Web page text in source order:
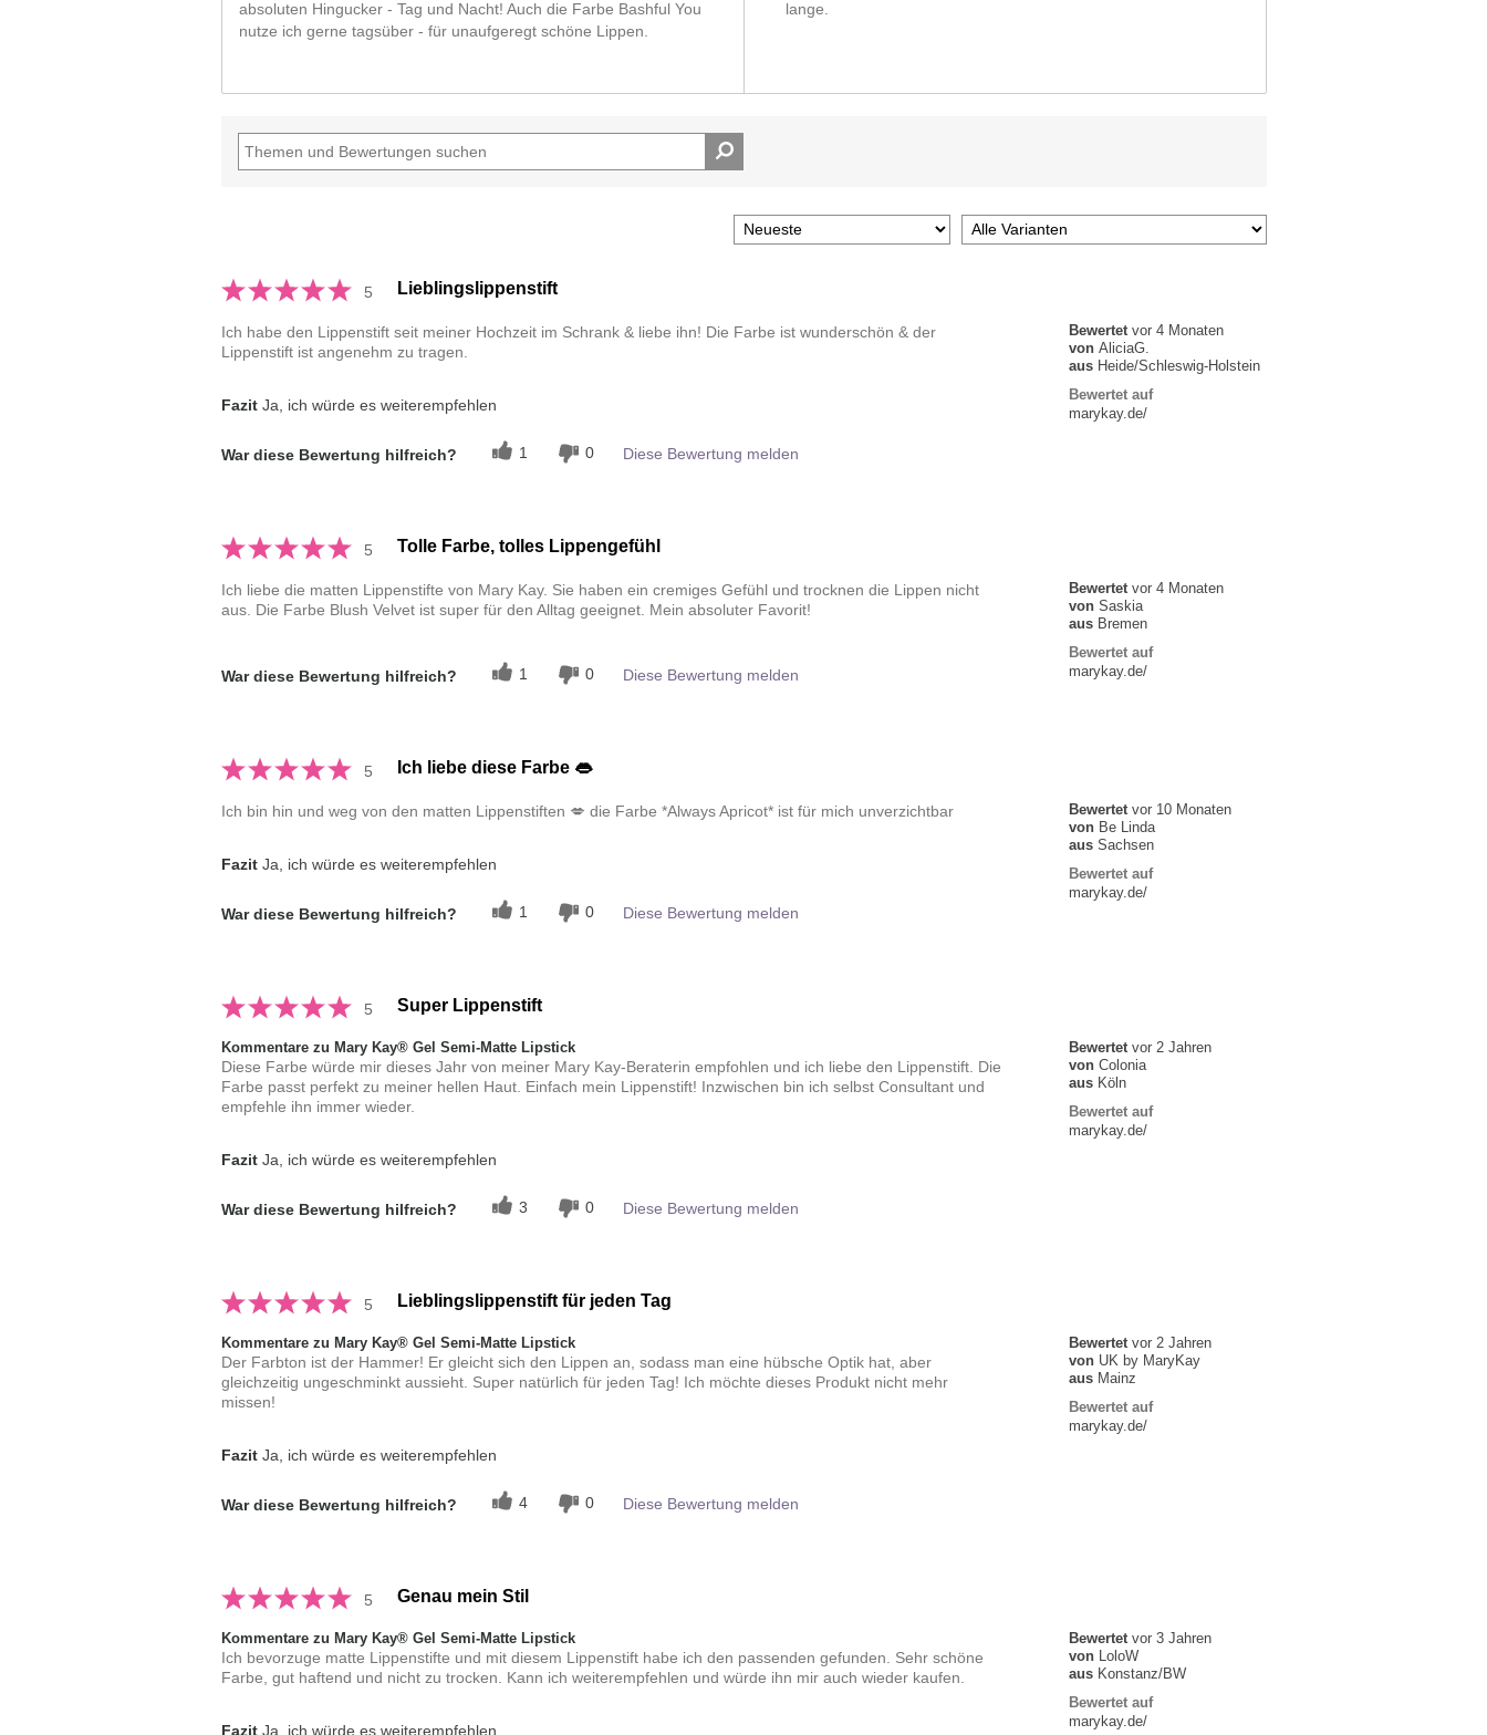
absoluten Hingucker - Tag und Nacht! Auch die Farbe Bashful You
nutze ich gerne tagsüber - für unaufgeregt schöne Lippen.
lange.
5 Lieblingslippenstift
Bewertetvor 4 Monaten
von AliciaG.
aus Heide/Schleswig-Holstein
Bewertet auf
marykay.de/
Ich habe den Lippenstift seit meiner Hochzeit im Schrank & liebe ihn! Die Farbe ist wunderschön & der
Lippenstift ist angenehm zu tragen.
FazitJa, ich würde es weiterempfehlen
War diese Bewertung hilfreich? 1 0 Diese Bewertung melden
5 Tolle Farbe, tolles Lippengefühl
Bewertetvor 4 Monaten
von Saskia
aus Bremen
Bewertet auf
marykay.de/
Ich liebe die matten Lippenstifte von Mary Kay. Sie haben ein cremiges Gefühl und trocknen die Lippen nicht
aus. Die Farbe Blush Velvet ist super für den Alltag geeignet. Mein absoluter Favorit!
War diese Bewertung hilfreich? 1 0 Diese Bewertung melden
5 Ich liebe diese Farbe 👄
Bewertetvor 10 Monaten
von Be Linda
aus Sachsen
Bewertet auf
marykay.de/
Ich bin hin und weg von den matten Lippenstiften 💋 die Farbe *Always Apricot* ist für mich unverzichtbar
FazitJa, ich würde es weiterempfehlen
War diese Bewertung hilfreich? 1 0 Diese Bewertung melden
5 Super Lippenstift
Bewertetvor 2 Jahren
von Colonia
aus Köln
Bewertet auf
marykay.de/
Kommentare zu Mary Kay® Gel Semi-Matte Lipstick
Diese Farbe würde mir dieses Jahr von meiner Mary Kay-Beraterin empfohlen und ich liebe den Lippenstift. Die
Farbe passt perfekt zu meiner hellen Haut. Einfach mein Lippenstift! Inzwischen bin ich selbst Consultant und
empfehle ihn immer wieder.
FazitJa, ich würde es weiterempfehlen
War diese Bewertung hilfreich? 3 0 Diese Bewertung melden
5 Lieblingslippenstift für jeden Tag
Bewertetvor 2 Jahren
von UK by MaryKay
aus Mainz
Bewertet auf
marykay.de/
Kommentare zu Mary Kay® Gel Semi-Matte Lipstick
Der Farbton ist der Hammer! Er gleicht sich den Lippen an, sodass man eine hübsche Optik hat, aber
gleichzeitig ungeschminkt aussieht. Super natürlich für jeden Tag! Ich möchte dieses Produkt nicht mehr
missen!
FazitJa, ich würde es weiterempfehlen
War diese Bewertung hilfreich? 4 0 Diese Bewertung melden
5 Genau mein Stil
Bewertetvor 3 Jahren
von LoloW
aus Konstanz/BW
Bewertet auf
marykay.de/
Kommentare zu Mary Kay® Gel Semi-Matte Lipstick
Ich bevorzuge matte Lippenstifte und mit diesem Lippenstift habe ich den passenden gefunden. Sehr schöne
Farbe, gut haftend und nicht zu trocken. Kann ich weiterempfehlen und würde ihn mir auch wieder kaufen.
FazitJa, ich würde es weiterempfehlen